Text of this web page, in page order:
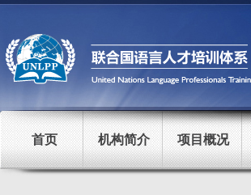
首页 机构简介 项目概况